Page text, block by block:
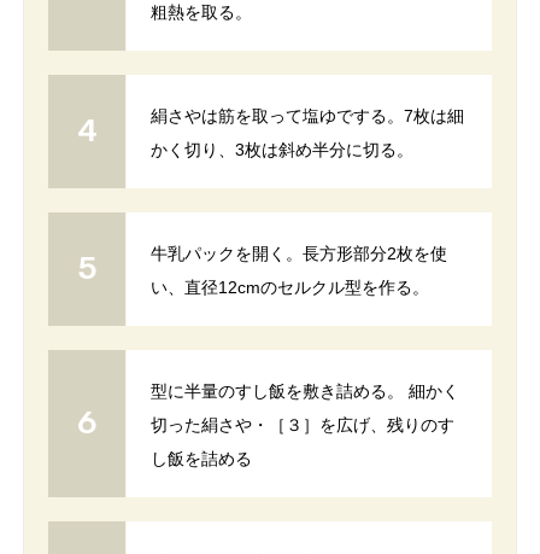
粗熱を取る。
絹さやは筋を取って塩ゆでする。7枚は細
かく切り、3枚は斜め半分に切る。
牛乳パックを開く。長方形部分2枚を使
い、直径12cmのセルクル型を作る。
型に半量のすし飯を敷き詰める。 細かく
切った絹さや・［３］を広げ、残りのす
し飯を詰める